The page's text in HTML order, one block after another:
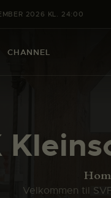
2026 KL. 24:00
CHANNEL
Velkommen til